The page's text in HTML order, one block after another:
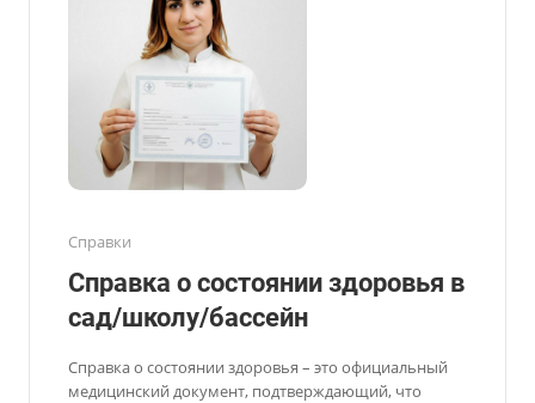
Справки
Справка о состоянии здоровья в
сад/школу/бассейн
Справка о состоянии здоровья – это официальный
медицинский документ, подтверждающий, что